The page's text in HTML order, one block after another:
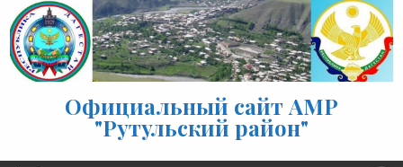
Перейти к содержимому
Официальный сайт АМР
"Рутульский район"